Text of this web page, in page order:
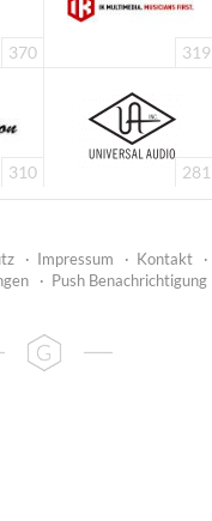
370 319
310 281
· Impressum · Kontakt
·
· Push Benachrichtigung